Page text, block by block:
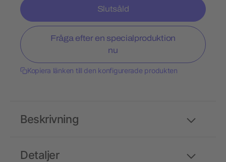
Slutsåld
Fråga efter en specialproduktion
nu
Kopiera länken till den konfigurerade produkten
Detaljer
Beskrivning